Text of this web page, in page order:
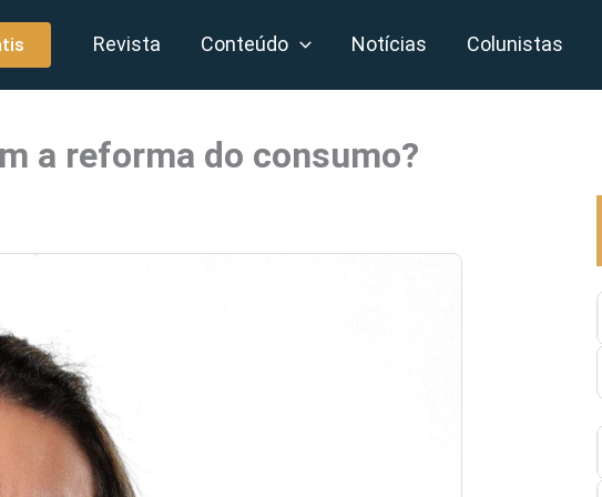
Revista Conteúdo Notícias Colunistas
a reforma do consumo?